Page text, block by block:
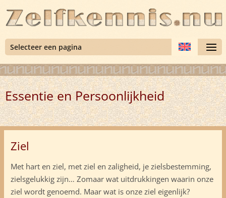
Selecteer een pagina
Essentie en Persoonlijkheid
Ziel
Met hart en ziel, met ziel en zaligheid, je zielsbestemming,
zielsgelukkig zijn… Zomaar wat uitdrukkingen waarin onze
ziel wordt genoemd. Maar wat is onze ziel eigenlijk?